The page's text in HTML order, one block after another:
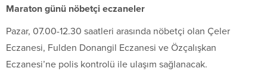
Maraton günü nöbetçi eczaneler
Pazar, 07.00-12.30 saatleri arasında nöbetçi olan Çeler
Eczanesi, Fulden Donangil Eczanesi ve Özçalışkan
Eczanesi’ne polis kontrolü ile ulaşım sağlanacak.